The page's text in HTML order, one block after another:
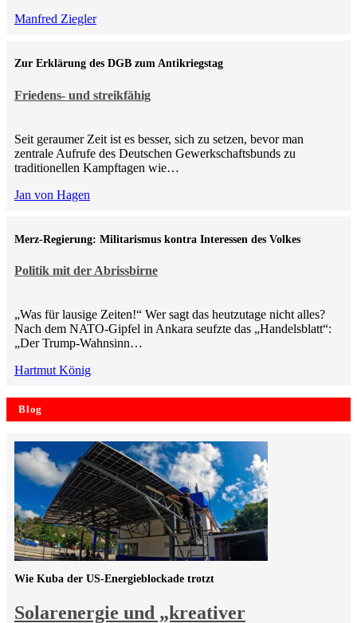
Manfred Ziegler
Friedens- und streikfähig
Zur Erklärung des DGB zum Antikriegstag
Seit geraumer Zeit ist es besser, sich zu setzen, bevor man
zentrale Aufrufe des Deutschen Gewerkschaftsbunds zu
traditionellen Kampftagen wie…
Jan von Hagen
Politik mit der Abrissbirne
Merz-Regierung: Militarismus kontra Inte­ressen des Volkes
„Was für lausige Zeiten!“ Wer sagt das heutzutage nicht alles?
Nach dem NATO-Gipfel in Ankara seufzte das „Handelsblatt“:
„Der Trump-Wahnsinn…
Hartmut König
Blog
Solarenergie und „kreativer
Wie Kuba der US-Energieblockade trotzt